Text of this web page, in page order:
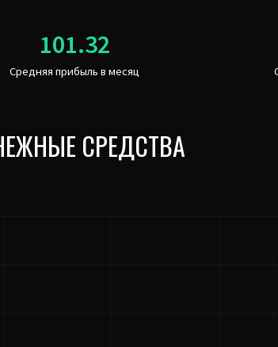
Средняя прибыль в месяц
СРЕДСТВА